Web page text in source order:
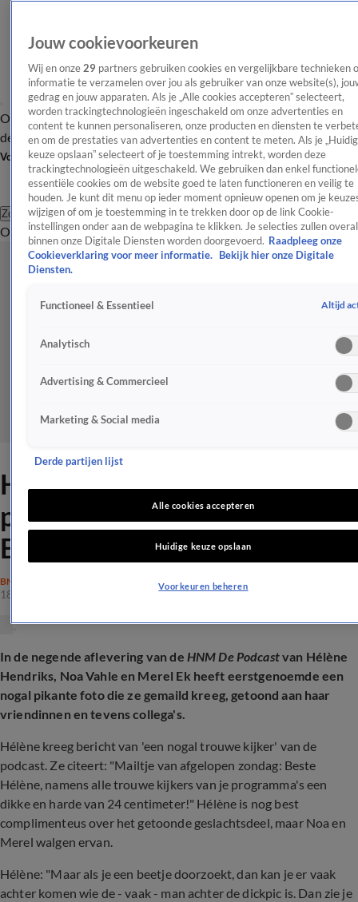
OverzichtAfleveringen Entertainment TV Algemeen
Tip
de redactieNieuwsbrief
Volg Shownieuws
Zoeken
OverzichtEntertainmentSpraakmakendRealityCrimeVideo's
Hélène Hendriks toont
pikante 18+-foto aan Merel
Ek en Noa Vahle
BN'ERS
18 feb 2026, 14:04
In de negende aflevering van de HNM De Podcastvan Hélène
Hendriks, Noa Vahle en Merel Ek heeft eerstgenoemde een
nogal pikante foto die ze gemaild kreeg, getoond aan haar
vriendinnen en tevens collega's.
Hélène kreeg bericht van 'een nogal trouwe kijker' van de
podcast. Ze citeert: "Mailtje van afgelopen zondag: Beste
Hélène, namens alle trouwe kijkers van je programma's een
dikke en harde van 24 centimeter!" Hélène is nog best
complimenteus over het getoonde geslachtsdeel, maar Noa en
Merel walgen ervan.
Hélène: "Maar als je een beetje doorzoekt, dan kan je er vaak
achter komen wie de - vaak - man achter de dickpic is. Dan zie je
Jouw cookievoorkeuren
Wij en onze 29 partners gebruiken cookies en vergelijkbare technieken
informatie te verzamelen over jou als gebruiker van onze website(s),
gedrag en jouw apparaten. Als je „Alle cookies accepteren” selecteert,
worden trackingtechnologieën ingeschakeld om onze advertenties en
content te kunnen personaliseren, onze producten en diensten te
en om de prestaties van advertenties en content te meten. Als je
keuze opslaan” selecteert of je toestemming intrekt, worden deze
trackingtechnologieën uitgeschakeld. We gebruiken dan enkel
essentiële cookies om de website goed te laten functioneren en veilig te
houden. Je kunt dit menu op ieder moment opnieuw openen om je
wijzigen of om je toestemming in te trekken door op de link Cookie-
instellingen onder aan de webpagina te klikken. Je selecties zullen overal
binnen onze Digitale Diensten worden doorgevoerd. Raadpleeg onze
Cookieverklaring voor meer informatie.
Bekijk hier onze Digitale
Diensten.
Functioneel & Essentieel Altijd
Analytisch
Advertising & Commercieel
Marketing & Social media
Derde partijen lijst
Alle cookies accepteren
Huidige keuze opslaan
Voorkeuren beheren